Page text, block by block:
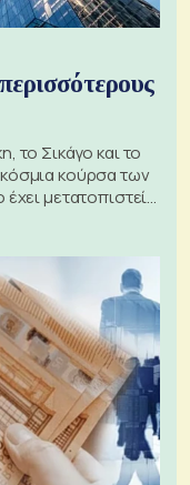
το Σικάγο και το
κούρσα των
μετατοπιστεί